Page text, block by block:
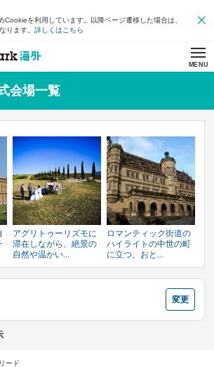
Cookieを利用しています。以降ページ遷移した場合は、
ります。 詳しくはこちら
MENU
会場一覧
アグリトゥーリズモに
滞在しながら、絶景の
自然や温かい...
ロマンティック街道の
ハイライトの中世の町
に立つ、おと...
変更
ード